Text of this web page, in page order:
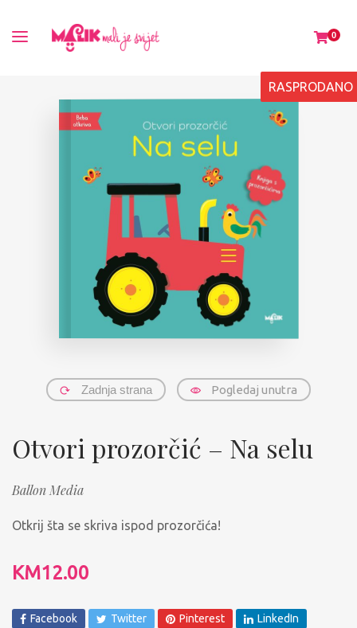
0
Zadnja strana Pogledaj unutra
RASPRODANO
Otvori prozorčić – Na selu
Ballon Media
Otkrij šta se skriva ispod prozorčića!
KM12.00
Facebook Twitter Pinterest LinkedIn